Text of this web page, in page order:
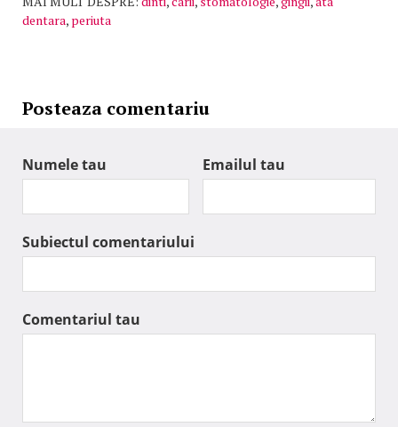
dentara, periuta
Posteaza comentariu
Numele tau Emailul tau
Subiectul comentariului
Comentariul tau